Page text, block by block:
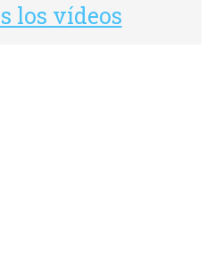
los vídeos